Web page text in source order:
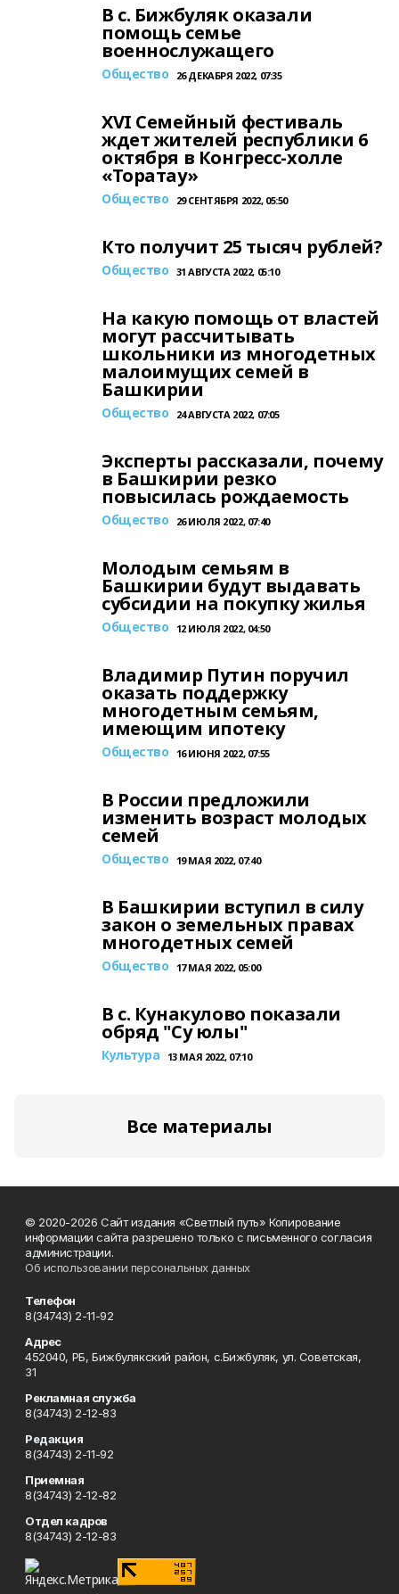
В с. Бижбуляк оказали
помощь семье
военнослужащего
Общество 26 ДЕКАБРЯ 2022, 07:35
XVI Семейный фестиваль
ждет жителей республики 6
октября в Конгресс-холле
«Торатау»
Общество 29 СЕНТЯБРЯ 2022, 05:50
Кто получит 25 тысяч рублей?
Общество 31 АВГУСТА 2022, 05:10
На какую помощь от властей
могут рассчитывать
школьники из многодетных
малоимущих семей в
Башкирии
Общество 24 АВГУСТА 2022, 07:05
Эксперты рассказали, почему
в Башкирии резко
повысилась рождаемость
Общество 26 ИЮЛЯ 2022, 07:40
Молодым семьям в
Башкирии будут выдавать
субсидии на покупку жилья
Общество 12 ИЮЛЯ 2022, 04:50
Владимир Путин поручил
оказать поддержку
многодетным семьям,
имеющим ипотеку
Общество 16 ИЮНЯ 2022, 07:55
В России предложили
изменить возраст молодых
семей
Общество 19 МАЯ 2022, 07:40
В Башкирии вступил в силу
закон о земельных правах
многодетных семей
Общество 17 МАЯ 2022, 05:00
В с. Кунакулово показали
обряд "Су юлы"
Культура 13 МАЯ 2022, 07:10
Все материалы
© 2020-2026 Сайт издания «Светлый путь» Копирование
информации сайта разрешено только с письменного согласия
администрации.
Об использовании персональных данных
Телефон
8(34743) 2-11-92
Адрес
452040, РБ, Бижбулякский район, с.Бижбуляк, ул. Советская,
31
Рекламная служба
8(34743) 2-12-83
Редакция
8(34743) 2-11-92
Приемная
8(34743) 2-12-82
Отдел кадров
8(34743) 2-12-83